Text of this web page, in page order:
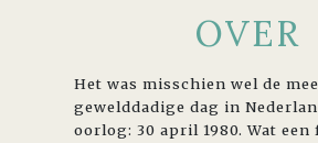
OVER
Het was misschien wel de
gewelddadige dag in
oorlog: 30 april 1980. Wat